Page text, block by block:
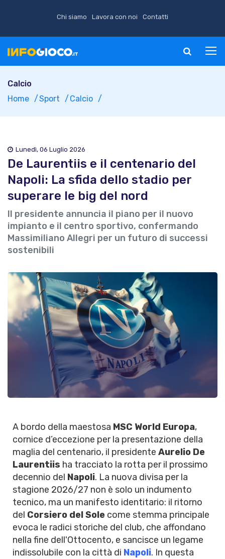
Chi siamo Lavora con noi Contatti
Calcio
Home
Sport Calcio
Lunedì, 06 Luglio 2026
De Laurentiis e il centenario del
Napoli: La sfida dello stadio per
superare le big del nord
Il presidente annuncia il piano per il nuovo
impianto e il centro sportivo, confermando
Massimiliano Allegri per un futuro di successi
sostenibili
A bordo della maestosa MSC World Europa,
cornice d’eccezione per la presentazione della
maglia del centenario, il presidente Aurelio De
Laurentiis ha tracciato la rotta per il prossimo
decennio del Napoli. La nuova divisa per la
stagione 2026/27 non è solo un indumento
tecnico, ma un manifesto identitario: il ritorno
del Corsiero del Sole come stemma principale
evoca le radici storiche del club, che affondano
nella fine dell'Ottocento, e sancisce un legame
indissolubile con la città di Napoli. In questa